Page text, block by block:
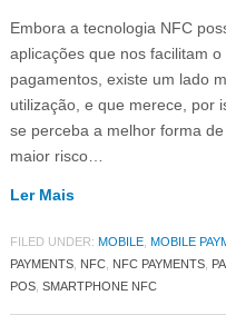
Embora a tecnologia NFC
aplicações que nos facilitam
pagamentos, existe um lado
utilização, e que merece, por
se perceba a melhor forma
maior risco…
Ler Mais
FILED UNDER: MOBILE, MOBILE
PAYMENTS, NFC, NFC PAYMENTS,
POS, SMARTPHONE NFC